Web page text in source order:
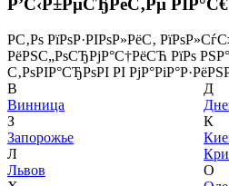
Р’С‹Р±РµСЂРёС‚Рµ
Р­С‚Рѕ РїРѕР·РІРѕР»РёС‚
РёРЅС„РѕСЂРјР°С†РёСЋ РїРѕ
С‚РѕРІР°СЂРѕРІ РІ
В
Винница
З
Запорожье
Л
Львов
Д
К
О